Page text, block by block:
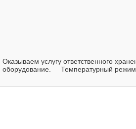
Оказываем услугу ответственного
оборудование. Температурный